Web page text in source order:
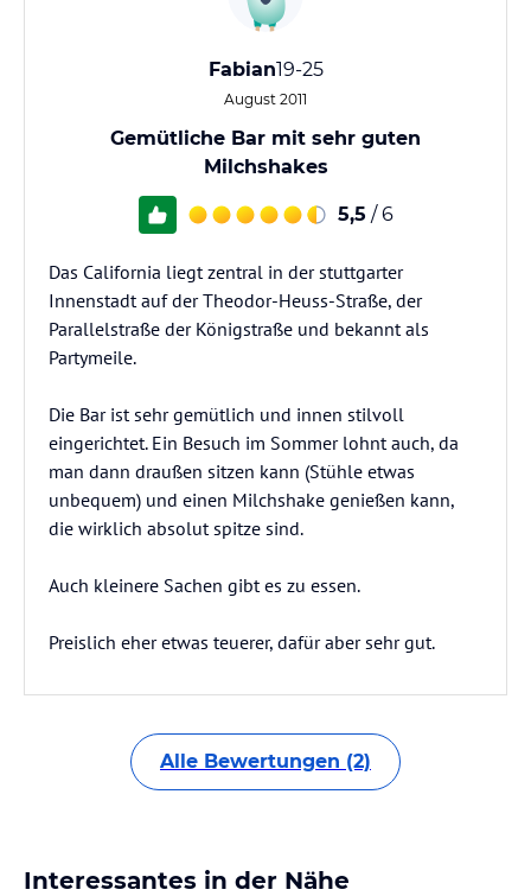
Fabian19-25
August 2011
Gemütliche Bar mit sehr guten
Milchshakes
5,5 / 6
Das California liegt zentral in der stuttgarter
Innenstadt auf der Theodor-Heuss-Straße, der
Parallelstraße der Königstraße und bekannt als
Partymeile.
Die Bar ist sehr gemütlich und innen stilvoll
eingerichtet. Ein Besuch im Sommer lohnt auch, da
man dann draußen sitzen kann (Stühle etwas
unbequem) und einen Milchshake genießen kann,
die wirklich absolut spitze sind.
Auch kleinere Sachen gibt es zu essen.
Preislich eher etwas teuerer, dafür aber sehr gut.
Alle Bewertungen (2)
Interessantes in der Nähe